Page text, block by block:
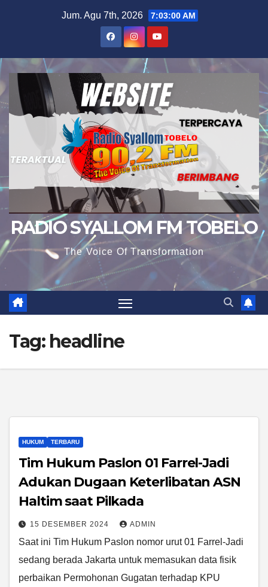
Jum. Agu 7th, 2026 7:03:01 AM
RADIO SYALLOM FM TOBELO
The Voice Of Transformation
Tag: headline
HUKUM TERBARU
Tim Hukum Paslon 01 Farrel-Jadi
Adukan Dugaan Keterlibatan ASN
Haltim saat Pilkada
15 DESEMBER 2024 ADMIN
Saat ini Tim Hukum Paslon nomor urut 01 Farrel-Jadi
sedang berada Jakarta untuk memasukan data fisik
perbaikan Permohonan Gugatan terhadap KPU